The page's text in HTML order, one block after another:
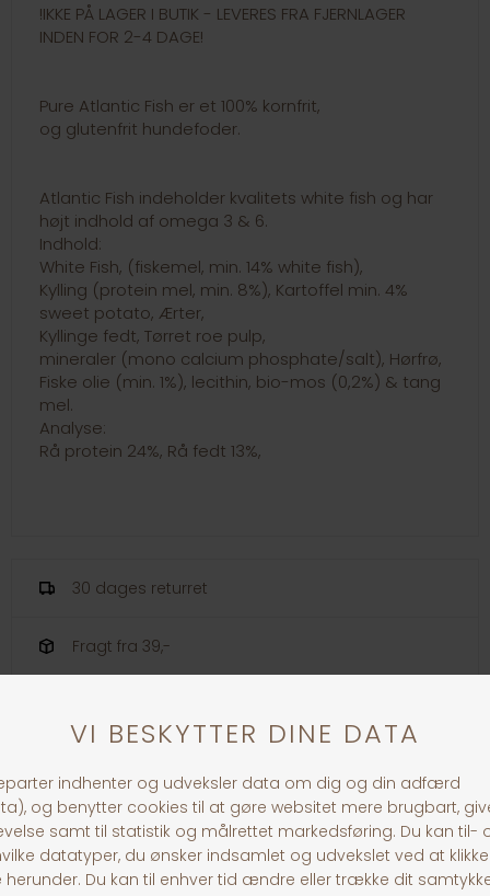
!IKKE PÅ LAGER I BUTIK - LEVERES FRA FJERNLAGER
INDEN FOR 2-4 DAGE!
Pure Atlantic Fish er et 100% kornfrit,
og glutenfrit hundefoder.
Atlantic Fish indeholder kvalitets white fish og har
højt indhold af omega 3 & 6.
Indhold:
White Fish, (fiskemel, min. 14% white fish),
Kylling (protein mel, min. 8%), Kartoffel min. 4%
sweet potato, Ærter,
Kyllinge fedt, Tørret roe pulp,
mineraler (mono calcium phosphate/salt), Hørfrø,
Fiske olie (min. 1%), lecithin, bio-mos (0,2%) & tang
mel.
Analyse:
Rå protein 24%, Rå fedt 13%,
30 dages returret
Fragt fra 39,-
Andre købte også